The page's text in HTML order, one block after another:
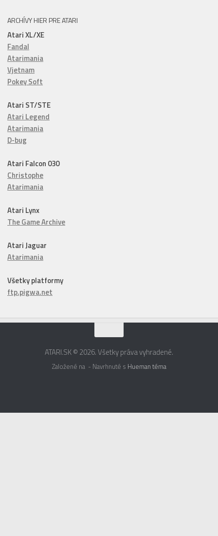
ARCHÍVY HIER PRE ATARI
Atari XL/XE
Fandal
Atarimania
Vjetnam
Pokey Soft
Atari ST/STE
Atari Legend
Atarimania
D-bug
Atari Falcon 030
Christophe
Atarimania
Atari Lynx
The Game Archive
Atari Jaguar
Atarimania
Všetky platformy
ftp.pigwa.net
ATARI.SK © 2026. Všetky práva vyhradené.
Založené na - Navrhnuté s Hueman téma